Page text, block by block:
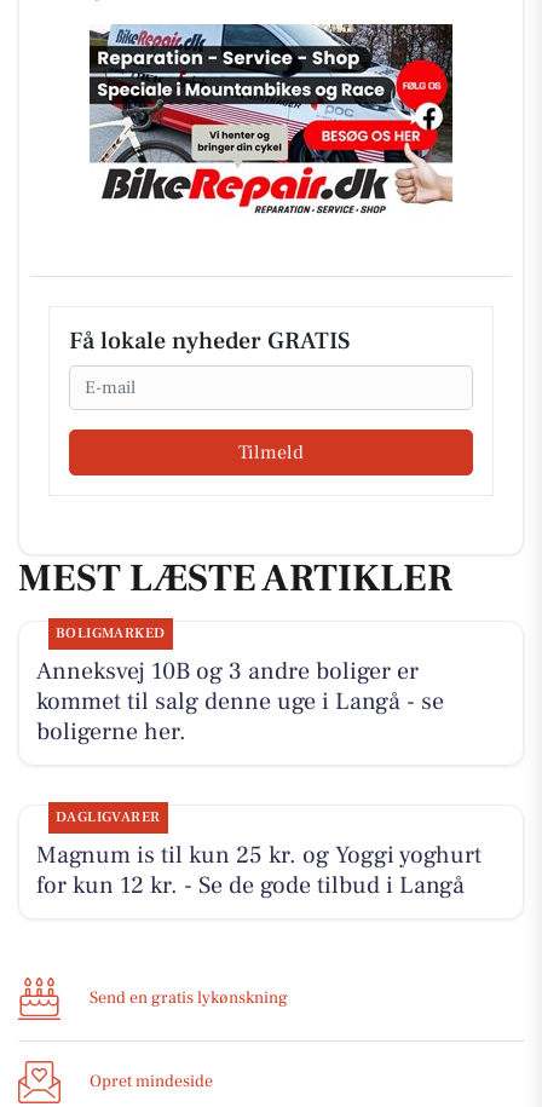
Få lokale nyheder GRATIS
Email
Tilmeld
MEST LÆSTE ARTIKLER
BOLIGMARKED
Anneksvej 10B og 3 andre boliger er
kommet til salg denne uge i Langå - se
boligerne her.
DAGLIGVARER
Magnum is til kun 25 kr. og Yoggi yoghurt
for kun 12 kr. - Se de gode tilbud i Langå
Send en gratis lykønskning
Opret mindeside